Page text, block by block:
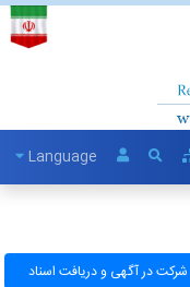
Language
شرکت در آگهی و دریافت اسناد